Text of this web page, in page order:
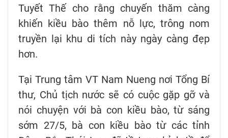
Tuyết Thế cho rằng chuyến thăm càng
khiến kiều bào thêm nỗ lực, trông nom
truyền lại khu di tích này ngày càng đẹp
hơn.
Tại Trung tâm VT Nam Nueng nơi Tổng Bí
thư, Chủ tịch nước sẽ có cuộc gặp gỡ và
nói chuyện với bà con kiều bào, từ sáng
sớm 27/5, bà con kiều bào từ các tỉnh